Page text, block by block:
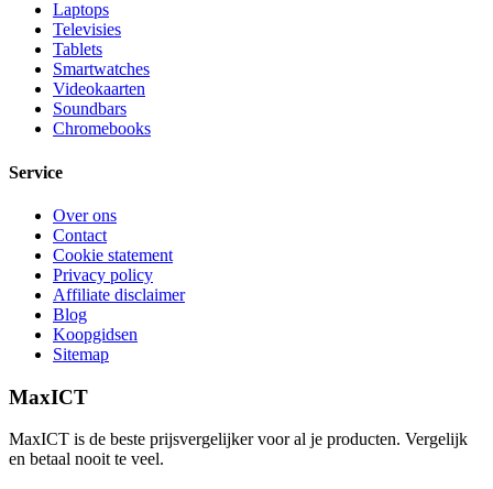
Laptops
Televisies
Tablets
Smartwatches
Videokaarten
Soundbars
Chromebooks
Service
Over ons
Contact
Cookie statement
Privacy policy
Affiliate disclaimer
Blog
Koopgidsen
Sitemap
MaxICT
MaxICT is de beste prijsvergelijker voor al je producten. Vergelijk
en betaal nooit te veel.